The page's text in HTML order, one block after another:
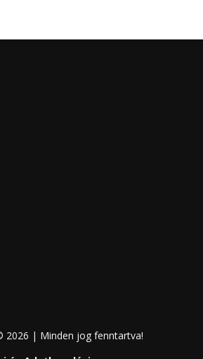
2026 | Minden jog fenntartva!